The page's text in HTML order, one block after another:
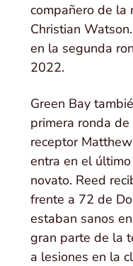
compañero de la
Christian
en la segunda
2022.
Green Bay
primera ronda
receptor
entra en el
novato. Reed
frente a 72 de
estaban sanos
gran parte de la
a lesiones en la